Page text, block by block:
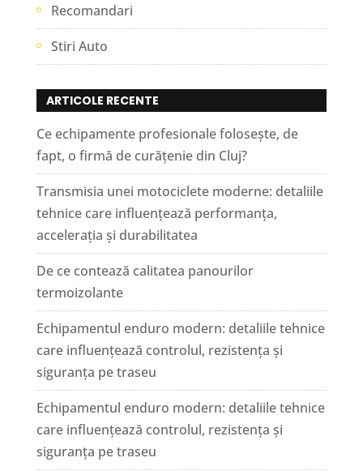
Recomandari
Stiri Auto
ARTICOLE RECENTE
Ce echipamente profesionale folosește, de
fapt, o firmă de curățenie din Cluj?
Transmisia unei motociclete moderne: detaliile
tehnice care influențează performanța,
accelerația și durabilitatea
De ce contează calitatea panourilor
termoizolante
Echipamentul enduro modern: detaliile tehnice
care influențează controlul, rezistența și
siguranța pe traseu
Echipamentul enduro modern: detaliile tehnice
care influențează controlul, rezistența și
siguranța pe traseu